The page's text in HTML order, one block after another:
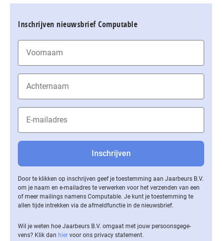
Inschrijven nieuwsbrief Computable
Door te klikken op inschrijven geef je toestemming aan Jaarbeurs B.V.
om je naam en e-mailadres te verwerken voor het verzenden van een
of meer mailings namens Computable. Je kunt je toestemming te
allen tijde intrekken via de af­meld­func­tie in de nieuwsbrief.
Wil je weten hoe Jaarbeurs B.V. omgaat met jouw per­soons­ge­ge­
vens? Klik dan hier voor ons privacy statement.